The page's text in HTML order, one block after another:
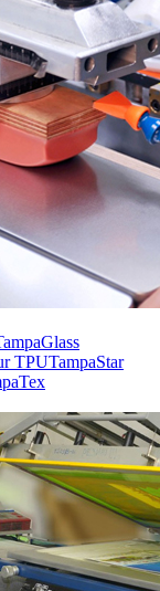
TPUTampaStar